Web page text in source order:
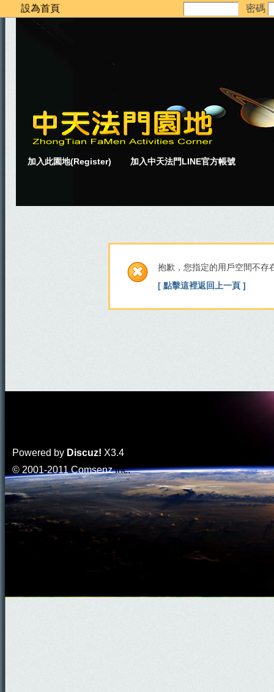
設為首頁 密碼
加入此園地(Register) 加入中天法門LINE官方帳號
抱歉，您指定的用戶空間不存
[ 點擊這裡返回上一頁 ]
Powered by Discuz! X3.4
© 2001-2011ComsenzInc.